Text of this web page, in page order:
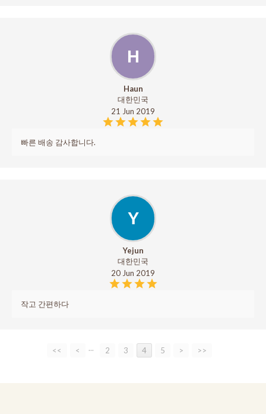
H
Haun
대한민국
21 Jun 2019
빠른 배송 감사합니다.
Y
Yejun
대한민국
20 Jun 2019
작고 간편하다
<< < ... 2 3 4 5 > >>